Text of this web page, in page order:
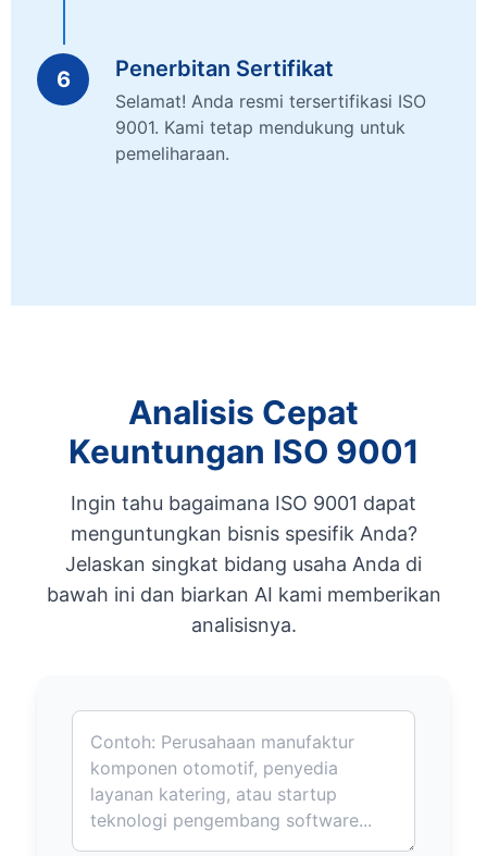
6 Penerbitan Sertifikat
Selamat! Anda resmi tersertifikasi ISO
9001. Kami tetap mendukung untuk
pemeliharaan.
Analisis Cepat
Keuntungan ISO 9001
Ingin tahu bagaimana ISO 9001 dapat
menguntungkan bisnis spesifik Anda?
Jelaskan singkat bidang usaha Anda di
bawah ini dan biarkan AI kami memberikan
analisisnya.